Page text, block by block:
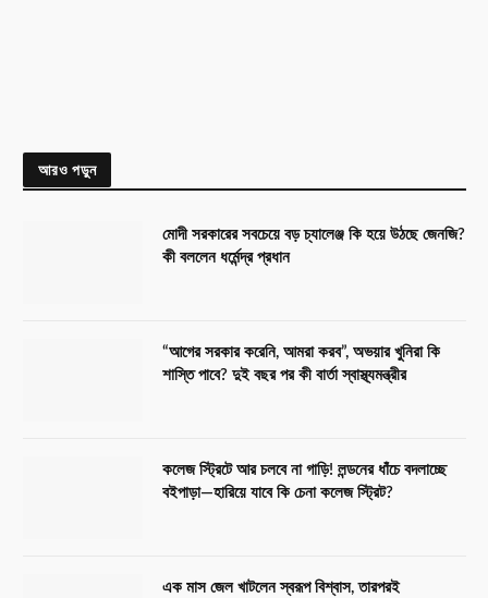
আরও পড়ুন
মোদী সরকারের সবচেয়ে বড় চ্যালেঞ্জ কি হয়ে উঠছে জেনজি?
কী বললেন ধর্মেন্দ্র প্রধান
“আগের সরকার করেনি, আমরা করব”, অভয়ার খুনিরা কি
শাস্তি পাবে? দুই বছর পর কী বার্তা স্বাস্থ্যমন্ত্রীর
কলেজ স্ট্রিটে আর চলবে না গাড়ি! লন্ডনের ধাঁচে বদলাচ্ছে
বইপাড়া—হারিয়ে যাবে কি চেনা কলেজ স্ট্রিট?
এক মাস জেল খাটলেন স্বরূপ বিশ্বাস, তারপরই